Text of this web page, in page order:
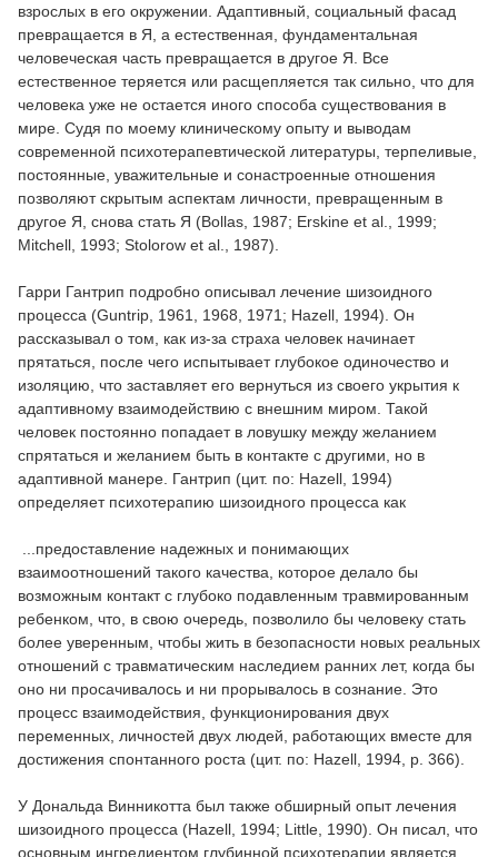
взрослых в его окружении. Адаптивный, социальный фасад
превращается в Я, а естественная, фундаментальная
человеческая часть превращается в другое Я. Все
естественное теряется или расщепляется так сильно, что для
человека уже не остается иного способа существования в
мире. Судя по моему клиническому опыту и выводам
современной психотерапевтической литературы, терпеливые,
постоянные, уважительные и сонастроенные отношения
позволяют скрытым аспектам личности, превращенным в
другое Я, снова стать Я (Bollas, 1987; Erskine et al., 1999;
Mitchell, 1993; Stolorow et al., 1987).
Гарри Гантрип подробно описывал лечение шизоидного
процесса (Guntrip, 1961, 1968, 1971; Hazell, 1994). Он
рассказывал о том, как из-за страха человек начинает
прятаться, после чего испытывает глубокое одиночество и
изоляцию, что заставляет его вернуться из своего укрытия к
адаптивному взаимодействию с внешним миром. Такой
человек постоянно попадает в ловушку между желанием
спрятаться и желанием быть в контакте с другими, но в
адаптивной манере. Гантрип (цит. по: Hazell, 1994)
определяет психотерапию шизоидного процесса как
...предоставление надежных и понимающих
взаимоотношений такого качества, которое делало бы
возможным контакт с глубоко подавленным травмированным
ребенком, что, в свою очередь, позволило бы человеку стать
более уверенным, чтобы жить в безопасности новых реальных
отношений с травматическим наследием ранних лет, когда бы
оно ни просачивалось и ни прорывалось в сознание. Это
процесс взаимодействия, функционирования двух
переменных, личностей двух людей, работающих вместе для
достижения спонтанного роста (цит. по: Hazell, 1994, р. 366).
У Дональда Винникотта был также обширный опыт лечения
шизоидного процесса (Hazell, 1994; Little, 1990). Он писал, что
основным ингредиентом глубинной психотерапии является